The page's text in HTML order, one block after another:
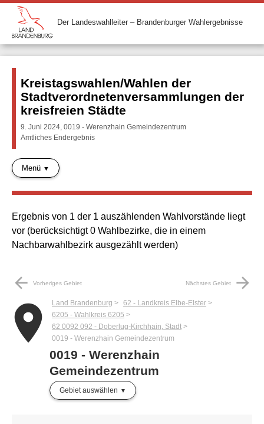
Der Landeswahlleiter – Brandenburger Wahlergebnisse
Kreistagswahlen/Wahlen der
Stadtverordnetenversammlungen der
kreisfreien Städte
9. Juni 2024, 0019 - Werenzhain Gemeindezentrum
Amtliches Endergebnis
Menü
Ergebnis von 1 der 1 auszählenden Wahlvorstände liegt
vor (berücksichtigt 0 Wahlbezirke, die in einem
Nachbarwahlbezirk ausgezählt werden)
arrow_back Vorheriges Gebiet Nächstes Gebiet arrow_forward
place Land Brandenburg
62 - Landkreis Elbe-Elster
6205 - Wahlkreis 6205
62 0092 092 - Doberlug-Kirchhain, Stadt
0019 - Werenzhain Gemeindezentrum
0019 - Werenzhain
Gemeindezentrum
Gebiet auswählen